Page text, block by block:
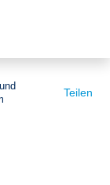
Teilen